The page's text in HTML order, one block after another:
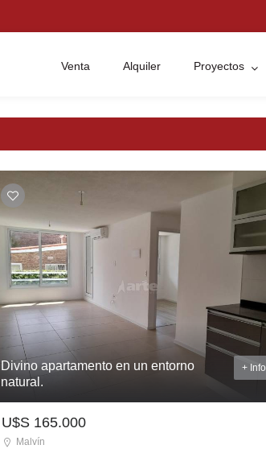
Venta Alquiler Proyectos
Divino apartamento en un entorno
natural.
+ Info
U$S 165.000
Malvín